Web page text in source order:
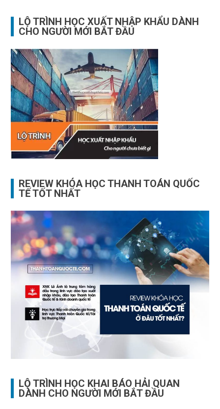
LỘ TRÌNH HỌC XUẤT NHẬP KHẨU DÀNH
CHO NGƯỜI MỚI BẮT ĐẦU
REVIEW KHÓA HỌC THANH TOÁN QUỐC
TẾ TỐT NHẤT
LỘ TRÌNH HỌC KHAI BÁO HẢI QUAN
DÀNH CHO NGƯỜI MỚI BẮT ĐẦU